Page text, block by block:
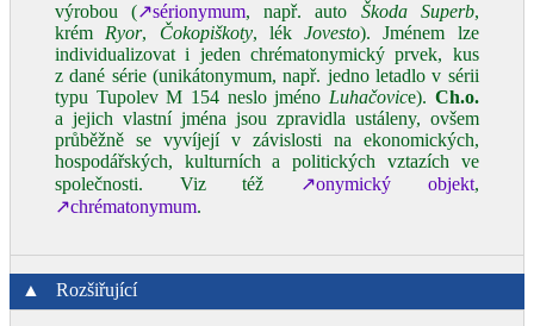
výrobou (↗sérionymum, např. auto Škoda Superb,
krém Ryor, Čokopiškoty, lékJovesto). Jménem lze
individualizovat i jeden chrématonymický prvek, kus
z dané série (unikátonymum, např. jedno letadlo v sérii
typu Tupolev M 154 neslo jméno Luhačovice). Ch.o.
a jejich vlastní jména jsou zpravidla ustáleny, ovšem
průběžně se vyvíjejí v závislosti na ekonomických,
hospodářských, kulturních a politických vztazích ve
společnosti. Viz též
↗onymický objekt,
↗chrématonymum.
▲ Rozšiřující